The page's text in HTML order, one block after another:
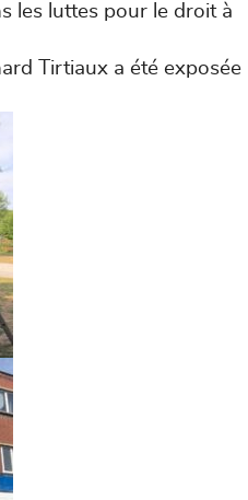
les luttes pour le droit à
Tirtiaux a été exposée